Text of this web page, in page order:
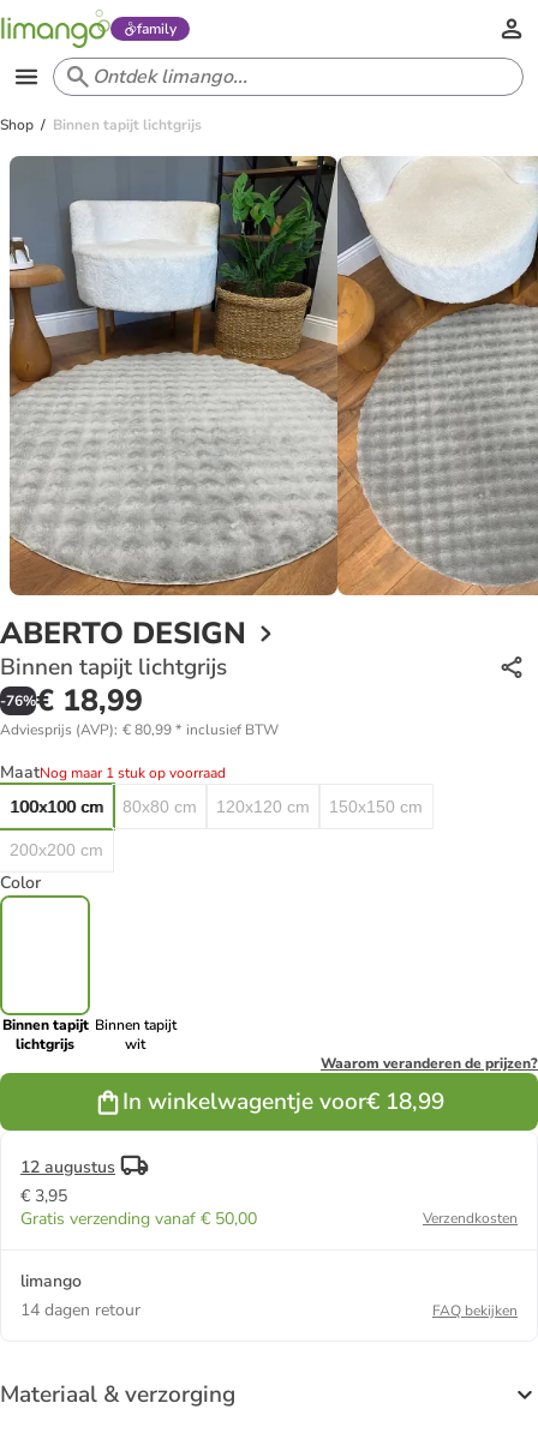
family
Shop Binnen tapijt lichtgrijs
ABERTO DESIGN
Binnen tapijt lichtgrijs
-76%€ 18,99
Adviesprijs (AVP): € 80,99* inclusief BTW
MaatNog maar 1 stuk op voorraad
100x100 cm
80x80 cm 120x120 cm 150x150 cm
200x200 cm
Color
Binnen tapijt
lichtgrijs
Binnen tapijt
wit
Waarom veranderen de prijzen?
In winkelwagentje voor€ 18,99
12 augustus
€ 3,95
Gratis verzending vanaf € 50,00
Verzendkosten
limango
14 dagen retour
FAQ bekijken
Materiaal & verzorging